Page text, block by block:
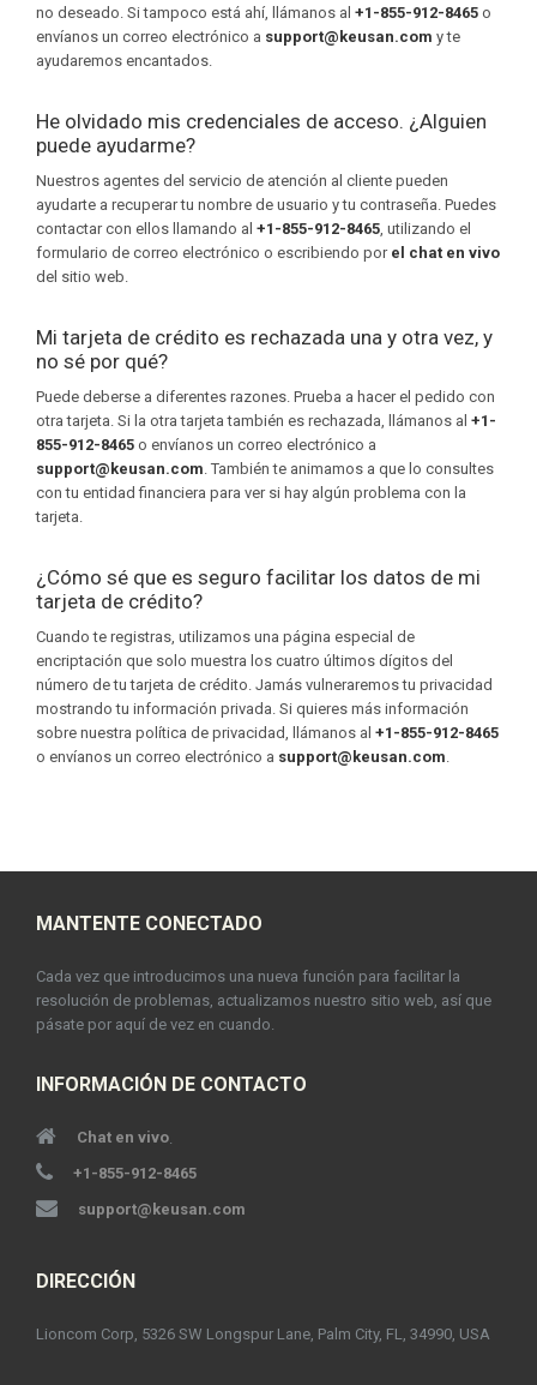
no deseado. Si tampoco está ahí, llámanos al +1-855-912-8465 o
envíanos un correo electrónico a support@keusan.com y te
ayudaremos encantados.
He olvidado mis credenciales de acceso. ¿Alguien
puede ayudarme?
Nuestros agentes del servicio de atención al cliente pueden
ayudarte a recuperar tu nombre de usuario y tu contraseña. Puedes
contactar con ellos llamando al +1-855-912-8465, utilizando el
formulario de correo electrónico o escribiendo por el chat en vivo
del sitio web.
Mi tarjeta de crédito es rechazada una y otra vez, y
no sé por qué?
Puede deberse a diferentes razones. Prueba a hacer el pedido con
otra tarjeta. Si la otra tarjeta también es rechazada, llámanos al +1-
855-912-8465 o envíanos un correo electrónico a
support@keusan.com. También te animamos a que lo consultes
con tu entidad financiera para ver si hay algún problema con la
tarjeta.
¿Cómo sé que es seguro facilitar los datos de mi
tarjeta de crédito?
Cuando te registras, utilizamos una página especial de
encriptación que solo muestra los cuatro últimos dígitos del
número de tu tarjeta de crédito. Jamás vulneraremos tu privacidad
mostrando tu información privada. Si quieres más información
sobre nuestra política de privacidad, llámanos al +1-855-912-8465
o envíanos un correo electrónico a support@keusan.com.
MANTENTE CONECTADO
Cada vez que introducimos una nueva función para facilitar la
resolución de problemas, actualizamos nuestro sitio web, así que
pásate por aquí de vez en cuando.
INFORMACIÓN DE CONTACTO
Chat en vivo.
+1-855-912-8465
support@keusan.com
DIRECCIÓN
Lioncom Corp, 5326 SW Longspur Lane, Palm City, FL, 34990, USA